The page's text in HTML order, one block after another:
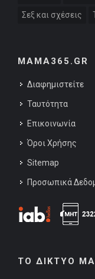
Σεξ και σχέσεις
MAMA365.GR
Διαφημιστείτε
Ταυτότητα
Επικοινωνία
Όροι Χρήσης
Sitemap
Προσωπικά
ΤΟ ΔΙΚΤΥΟ